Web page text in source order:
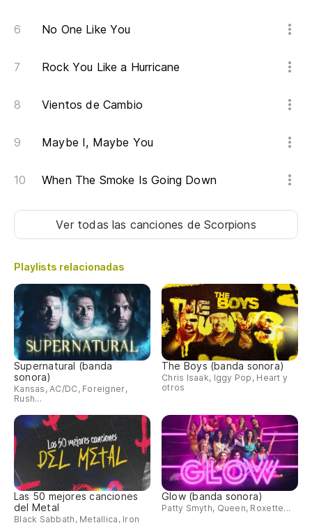
No One Like You
Rock You Like a Hurricane
Vientos de Cambio
Maybe I, Maybe You
When The Smoke Is Going Down
Ver todas las canciones de Scorpions
Playlists relacionadas
Supernatural (banda
sonora)
Kansas, AC/DC, Foreigner,
Rush...
The Boys (banda sonora)
Chris Isaak, Iggy Pop, Heart y
otros
Las 50 mejores canciones
del Metal
Black Sabbath, Metallica, Iron
Glow (banda sonora)
Patty Smyth, Queen, Roxette...